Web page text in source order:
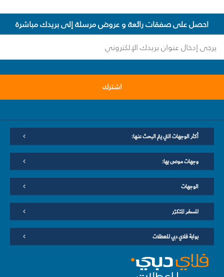
احصل على صفقات رائعة و عروض مرسلة إلى بريدك مباشرة
اشترك
أكثر الوجهات التي يتم البحث عنها:
وجهات موصى بها:
الوجهات
للسفر المتكرّر
بوابة فلاي دبي للعطلات